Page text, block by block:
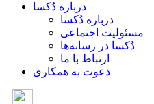
درباره دُکسا
درباره دُکسا
مسئولیت اجتماعی
دُکسا در رسانه‌ها
ارتباط با ما
دعوت به همکاری